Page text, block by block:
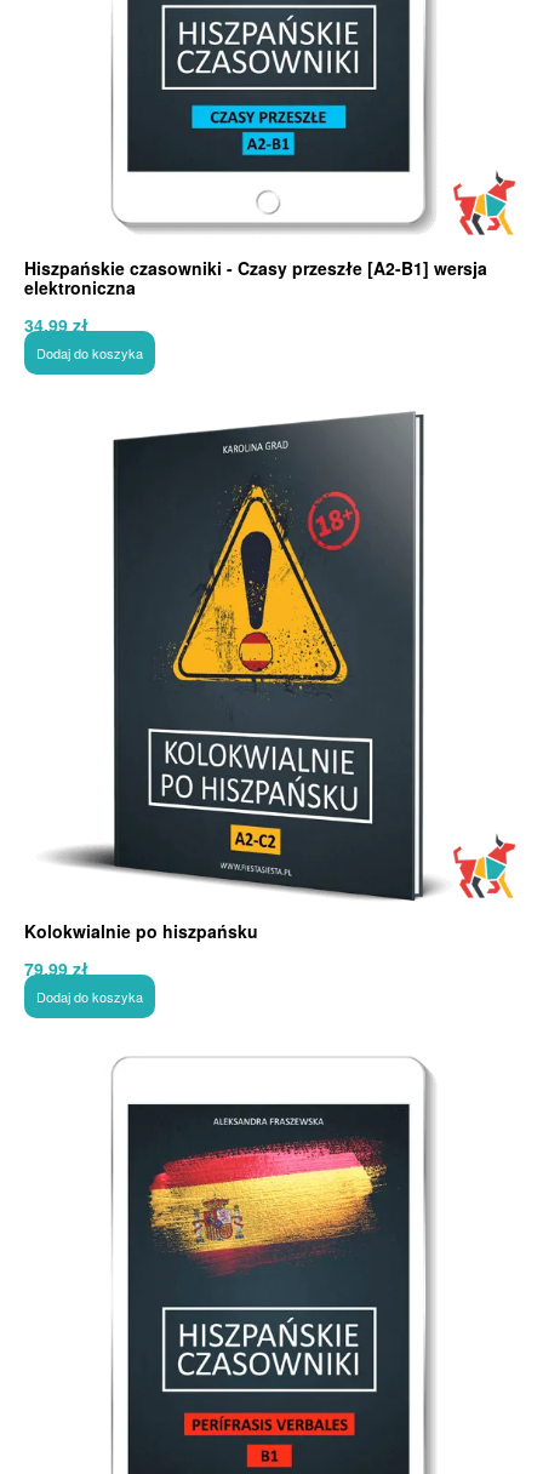
Hiszpańskie czasowniki - Czasy przeszłe [A2-B1] wersja
elektroniczna
34,99zł
Dodaj do koszyka
Kolokwialnie po hiszpańsku
79,99zł
Dodaj do koszyka